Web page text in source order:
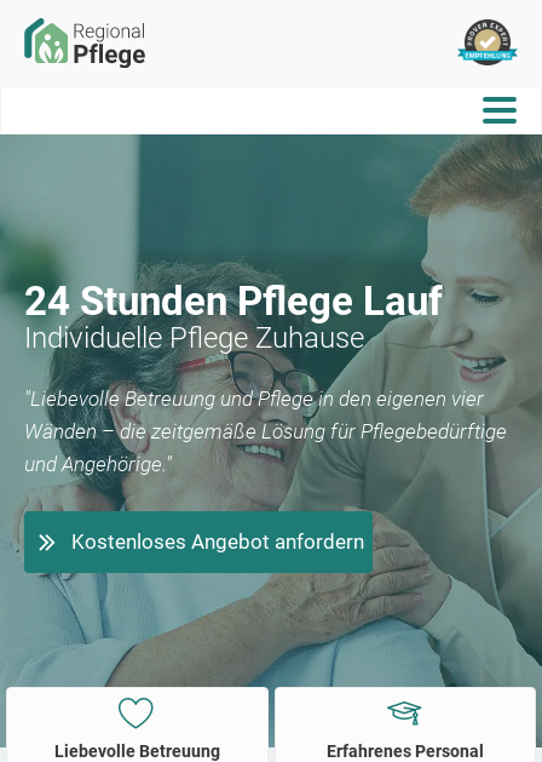
24 Stunden Pflege Lauf
Individuelle Pflege Zuhause
"Liebevolle Betreuung und Pflege in den eigenen vier
Wänden – die zeitgemäße Lösung für Pflegebedürftige
und Angehörige."
Kostenloses Angebot anfordern
Liebevolle Betreuung Erfahrenes Personal